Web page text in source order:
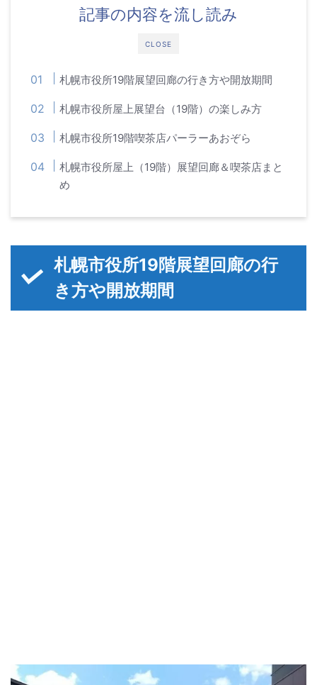
CLOSE
記事の内容を流し読み
札幌市役所19階展望回廊の行き方や開放期間
札幌市役所屋上展望台（19階）の楽しみ方
札幌市役所19階喫茶店パーラーあおぞら
札幌市役所屋上（19階）展望回廊＆喫茶店まと
め
札幌市役所19階展望回廊の行
き方や開放期間